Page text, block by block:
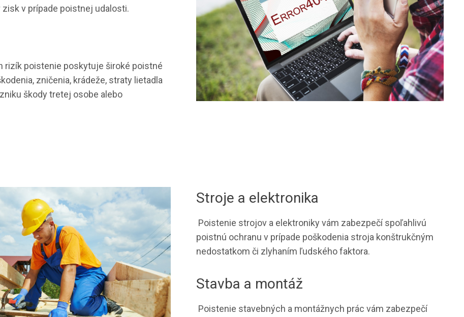
zisk v prípade poistnej udalosti.
rizík poistenie poskytuje široké poistné
zničenia, krádeže, straty lietadla
škody tretej osobe alebo
Stroje a elektronika
Poistenie strojov a elektroniky vám zabezpečí spoľahlivú
poistnú ochranu v prípade poškodenia stroja konštrukčným
nedostatkom či zlyhaním ľudského faktora.
Stavba a montáž
Poistenie stavebných a montážnych prác vám zabezpečí